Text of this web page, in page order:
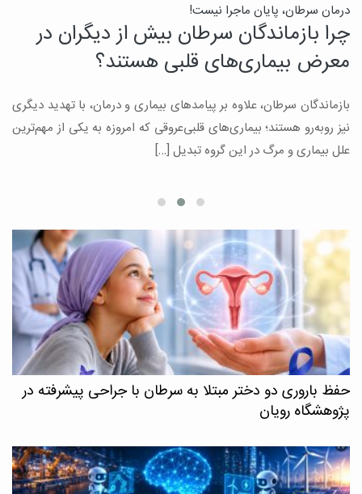
درمان سرطان، پایان ماجرا نیست!
چرا بازماندگان سرطان بیش از دیگران در
معرض بیماری‌های قلبی هستند؟
بازماندگان سرطان، علاوه بر پیامدهای بیماری و درمان، با تهدید دیگری
نیز روبه‌رو هستند؛ بیماری‌های قلبی‌عروقی که امروزه به یکی از مهم‌ترین
علل بیماری و مرگ در این گروه تبدیل […]
حفظ باروری دو دختر مبتلا به سرطان با جراحی پیشرفته در
پژوهشگاه رویان